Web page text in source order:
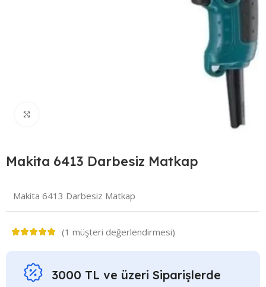
Makita 6413 Darbesiz Matkap
Makita 6413 Darbesiz Matkap
(1 müşteri değerlendirmesi)
3000 TL ve üzeri Siparişlerde